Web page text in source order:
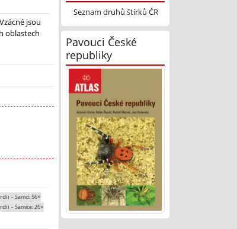
jsou
oblastech
- Samci: 56×
- Samice: 26×
Seznam druhů štírků ČR
Pavouci České
republiky